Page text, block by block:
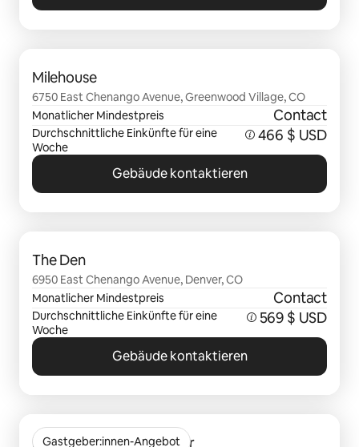
Milehouse
6750 East Chenango Avenue, Greenwood Village, CO
Monatlicher Mindestpreis
Contact
Durchschnittliche Einkünfte für eine
Woche
466 $ USD
Gebäude kontaktieren
The Den
6950 East Chenango Avenue, Denver, CO
Monatlicher Mindestpreis
Contact
Durchschnittliche Einkünfte für eine
Woche
569 $ USD
Gebäude kontaktieren
Gastgeber:innen-Angebot
Bella Terra at City Center